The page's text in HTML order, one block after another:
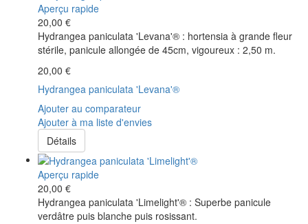
Aperçu rapide
20,00 €
Hydrangea paniculata 'Levana'® : hortensia à grande fleur
stérile, panicule allongée de 45cm, vigoureux : 2,50 m.
20,00 €
Hydrangea paniculata 'Levana'®
Ajouter au comparateur
Ajouter à ma liste d'envies
Détails
Aperçu rapide
20,00 €
Hydrangea paniculata 'Limelight'® : Superbe panicule
verdâtre puis blanche puis rosissant.